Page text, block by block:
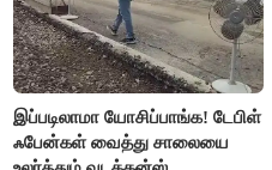
இப்படிலாமா யோசிப்பாங்க! டேபிள்
ஃபேன்கள் வைத்து சாலையை